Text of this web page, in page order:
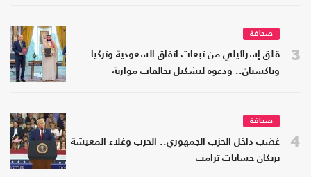
3
صحافة
قلق إسرائيلي من تبعات اتفاق السعودية وتركيا
وباكستان.. ودعوة لتشكيل تحالفات موازية
4
صحافة
غضب داخل الحزب الجمهوري.. الحرب وغلاء المعيشة
يربكان حسابات ترامب